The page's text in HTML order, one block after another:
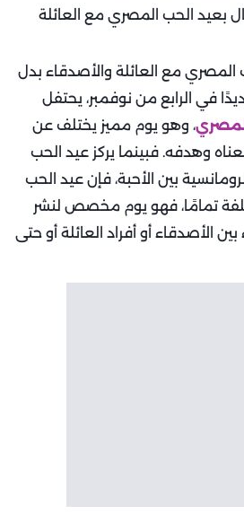
المصري مع العائلة والأصدقاء بدل
في الرابع من نوفمبر، يحتفل
، وهو يوم مميز يختلف عن
وهدفه. فبينما يركز عيد الحب
بين الأحبة، فإن عيد الحب
تمامًا، فهو يوم مخصص لنشر
الأصدقاء أو أفراد العائلة أو حتى